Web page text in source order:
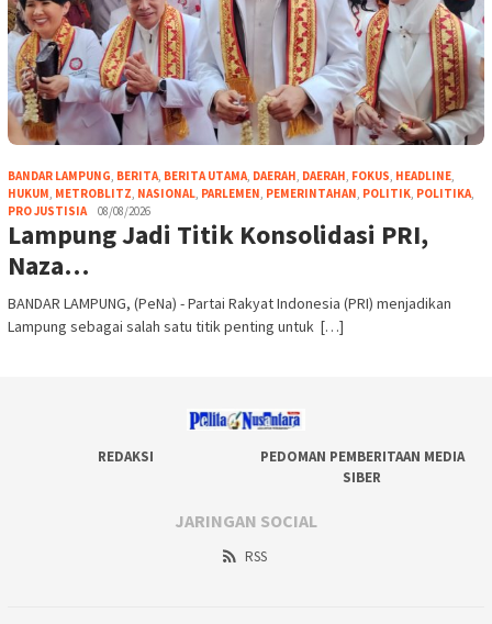
BANDAR LAMPUNG, BERITA, BERITA UTAMA, DAERAH, DAERAH, FOKUS, HEADLINE,
HUKUM, METROBLITZ, NASIONAL, PARLEMEN, PEMERINTAHAN, POLITIK, POLITIKA,
PRO JUSTISIA
08/08/2026
Lampung Jadi Titik Konsolidasi PRI,
Naza…
BANDAR LAMPUNG, (PeNa) - Partai Rakyat Indonesia (PRI) menjadikan
Lampung sebagai salah satu titik penting untuk […]
REDAKSI
PEDOMAN PEMBERITAAN MEDIA
SIBER
JARINGAN SOCIAL
RSS